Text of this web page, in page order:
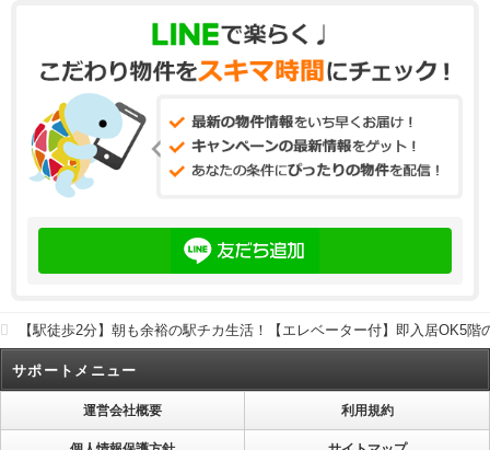
【駅徒歩2分】朝も余裕の駅チカ生活！【エレベーター付】即入居OK5階
サポートメニュー
運営会社概要 利用規約